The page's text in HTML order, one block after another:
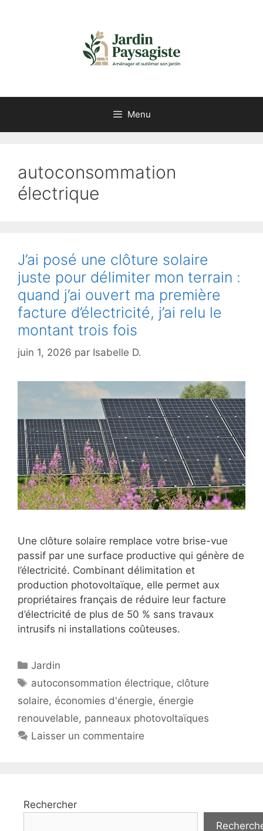
Menu
autoconsommation
électrique
J’ai posé une clôture solaire
juste pour délimiter mon terrain :
quand j’ai ouvert ma première
facture d’électricité, j’ai relu le
montant trois fois
juin 1, 2026 par Isabelle D.
Une clôture solaire remplace votre brise-vue
passif par une surface productive qui génère de
l’électricité. Combinant délimitation et
production photovoltaïque, elle permet aux
propriétaires français de réduire leur facture
d’électricité de plus de 50 % sans travaux
intrusifs ni installations coûteuses.
Catégories
Jardin
Étiquettes
autoconsommation électrique, clôture
solaire, économies d'énergie, énergie
renouvelable, panneaux photovoltaïques
Laisser un commentaire
Rechercher